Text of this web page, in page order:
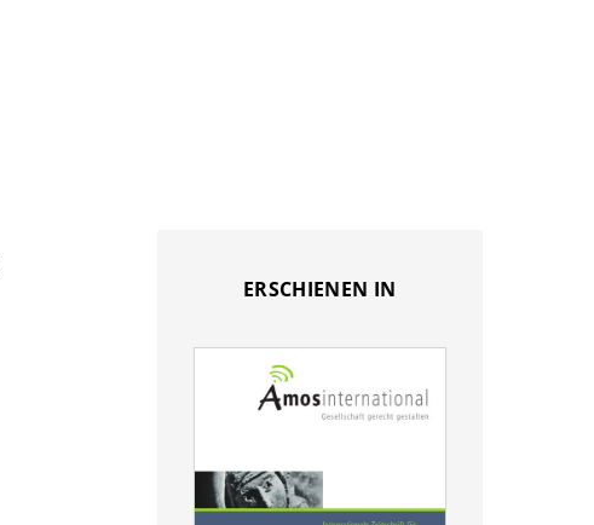
ERSCHIENEN IN